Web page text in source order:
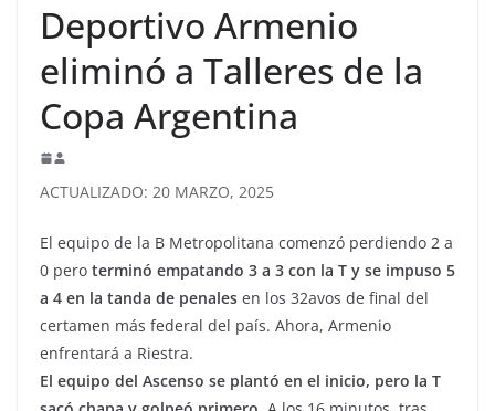
Deportivo Armenio
eliminó a Talleres de la
Copa Argentina
ACTUALIZADO: 20 MARZO, 2025
El equipo de la B Metropolitana comenzó perdiendo 2 a
0 pero terminó empatando 3 a 3 con la T y se impuso 5
a 4 en la tanda de penales en los 32avos de final del
certamen más federal del país. Ahora, Armenio
enfrentará a Riestra.
El equipo del Ascenso se plantó en el inicio, pero la T